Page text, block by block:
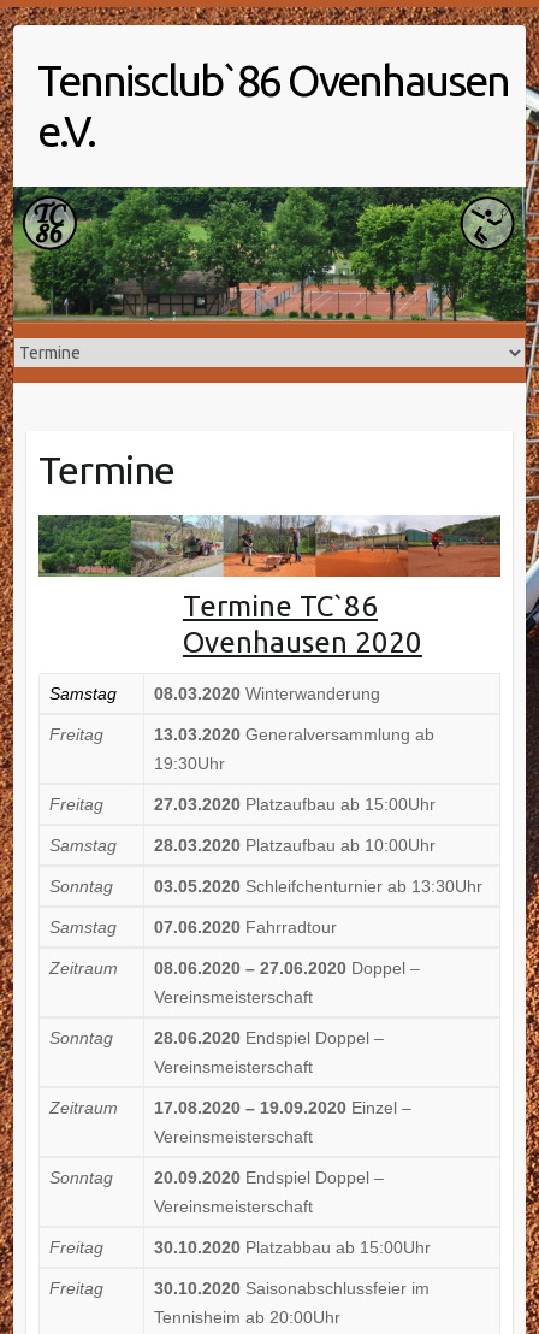
Tennisclub`86 Ovenhausen
e.V.
Termine
Termine TC`86
Ovenhausen 2020
Samstag 08.03.2020 Winterwanderung
Freitag 13.03.2020 Generalversammlung ab
19:30Uhr
Freitag 27.03.2020 Platzaufbau ab 15:00Uhr
Samstag 28.03.2020 Platzaufbau ab 10:00Uhr
Sonntag 03.05.2020Schleifchenturnier ab 13:30Uhr
Samstag 07.06.2020 Fahrradtour
Zeitraum 08.06.2020 – 27.06.2020Doppel –
Vereinsmeisterschaft
Sonntag 28.06.2020 Endspiel Doppel –
Vereinsmeisterschaft
Zeitraum 17.08.2020 – 19.09.2020 Einzel –
Vereinsmeisterschaft
Sonntag 20.09.2020 Endspiel Doppel –
Vereinsmeisterschaft
Freitag 30.10.2020 Platzabbau ab 15:00Uhr
Freitag 30.10.2020 Saisonabschlussfeier im
Tennisheim ab 20:00Uhr